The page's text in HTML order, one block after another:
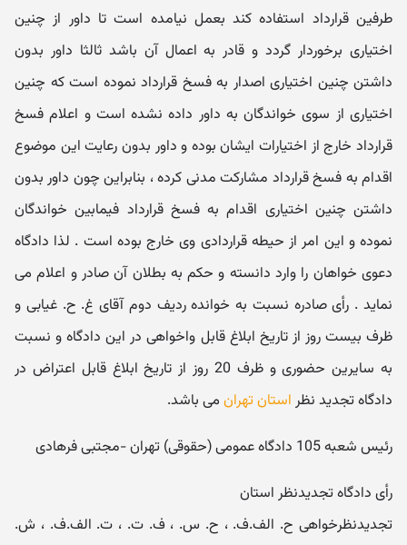
طرفین قرارداد استفاده کند بعمل نیامده است تا داور از چنین
اختیاری برخوردار گردد و قادر به اعمال آن باشد ثالثا داور بدون
داشتن چنین اختیاری اصدار به فسخ قرارداد نموده است که چنین
اختیاری از سوی خواندگان به داور داده نشده است و اعلام فسخ
قرارداد خارج از اختیارات ایشان بوده و داور بدون رعایت این موضوع
اقدام به فسخ قرارداد مشارکت مدنی کرده ، بنابراین چون داور بدون
داشتن چنین اختیاری اقدام به فسخ قرارداد فیمابین خواندگان
نموده و این امر از حیطه قراردادی وی خارج بوده است . لذا دادگاه
دعوی خواهان را وارد دانسته و حکم به بطلان آن صادر و اعلام می
نماید . رأی صادره نسبت به خوانده ردیف دوم آقای غ. ح. غیابی و
ظرف بیست روز از تاریخ ابلاغ قابل واخواهی در این دادگاه و نسبت
به سایرین حضوری و ظرف 20 روز از تاریخ ابلاغ قابل اعتراض در
دادگاه تجدید نظر استان تهران می باشد.
رئیس شعبه 105 دادگاه عمومی (حقوقی) تهران -مجتبی فرهادی
رأی دادگاه تجدیدنظر استان
تجدیدنظرخواهی ح. الف.ف. ، ح. س. ، ف. ت. ، ت. الف.ف. ، ش.